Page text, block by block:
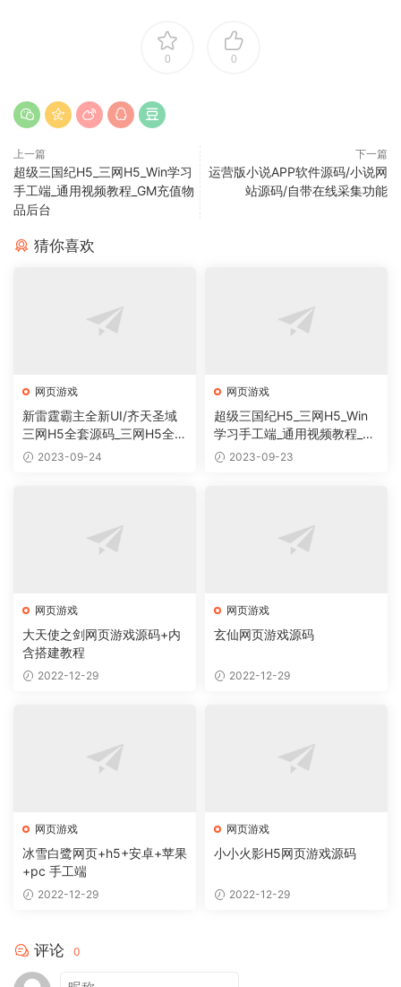
0 0
上一篇
超级三国纪H5_三网H5_Win学习
手工端_通用视频教程_GM充值物
品后台
下一篇
运营版小说APP软件源码/小说网
站源码/自带在线采集功能
猜你喜欢
网页游戏
新雷霆霸主全新UI/齐天圣域
三网H5全套源码_三网H5全网
通雷霆传奇手游_服务端_前端
2023-09-24
网页游戏
超级三国纪H5_三网H5_Win
学习手工端_通用视频教程_G
M充值物品后台
2023-09-23
网页游戏
大天使之剑网页游戏源码+内
含搭建教程
2022-12-29
网页游戏
玄仙网页游戏源码
2022-12-29
网页游戏
冰雪白鹭网页+h5+安卓+苹果
+pc 手工端
2022-12-29
网页游戏
小小火影H5网页游戏源码
2022-12-29
评论 0